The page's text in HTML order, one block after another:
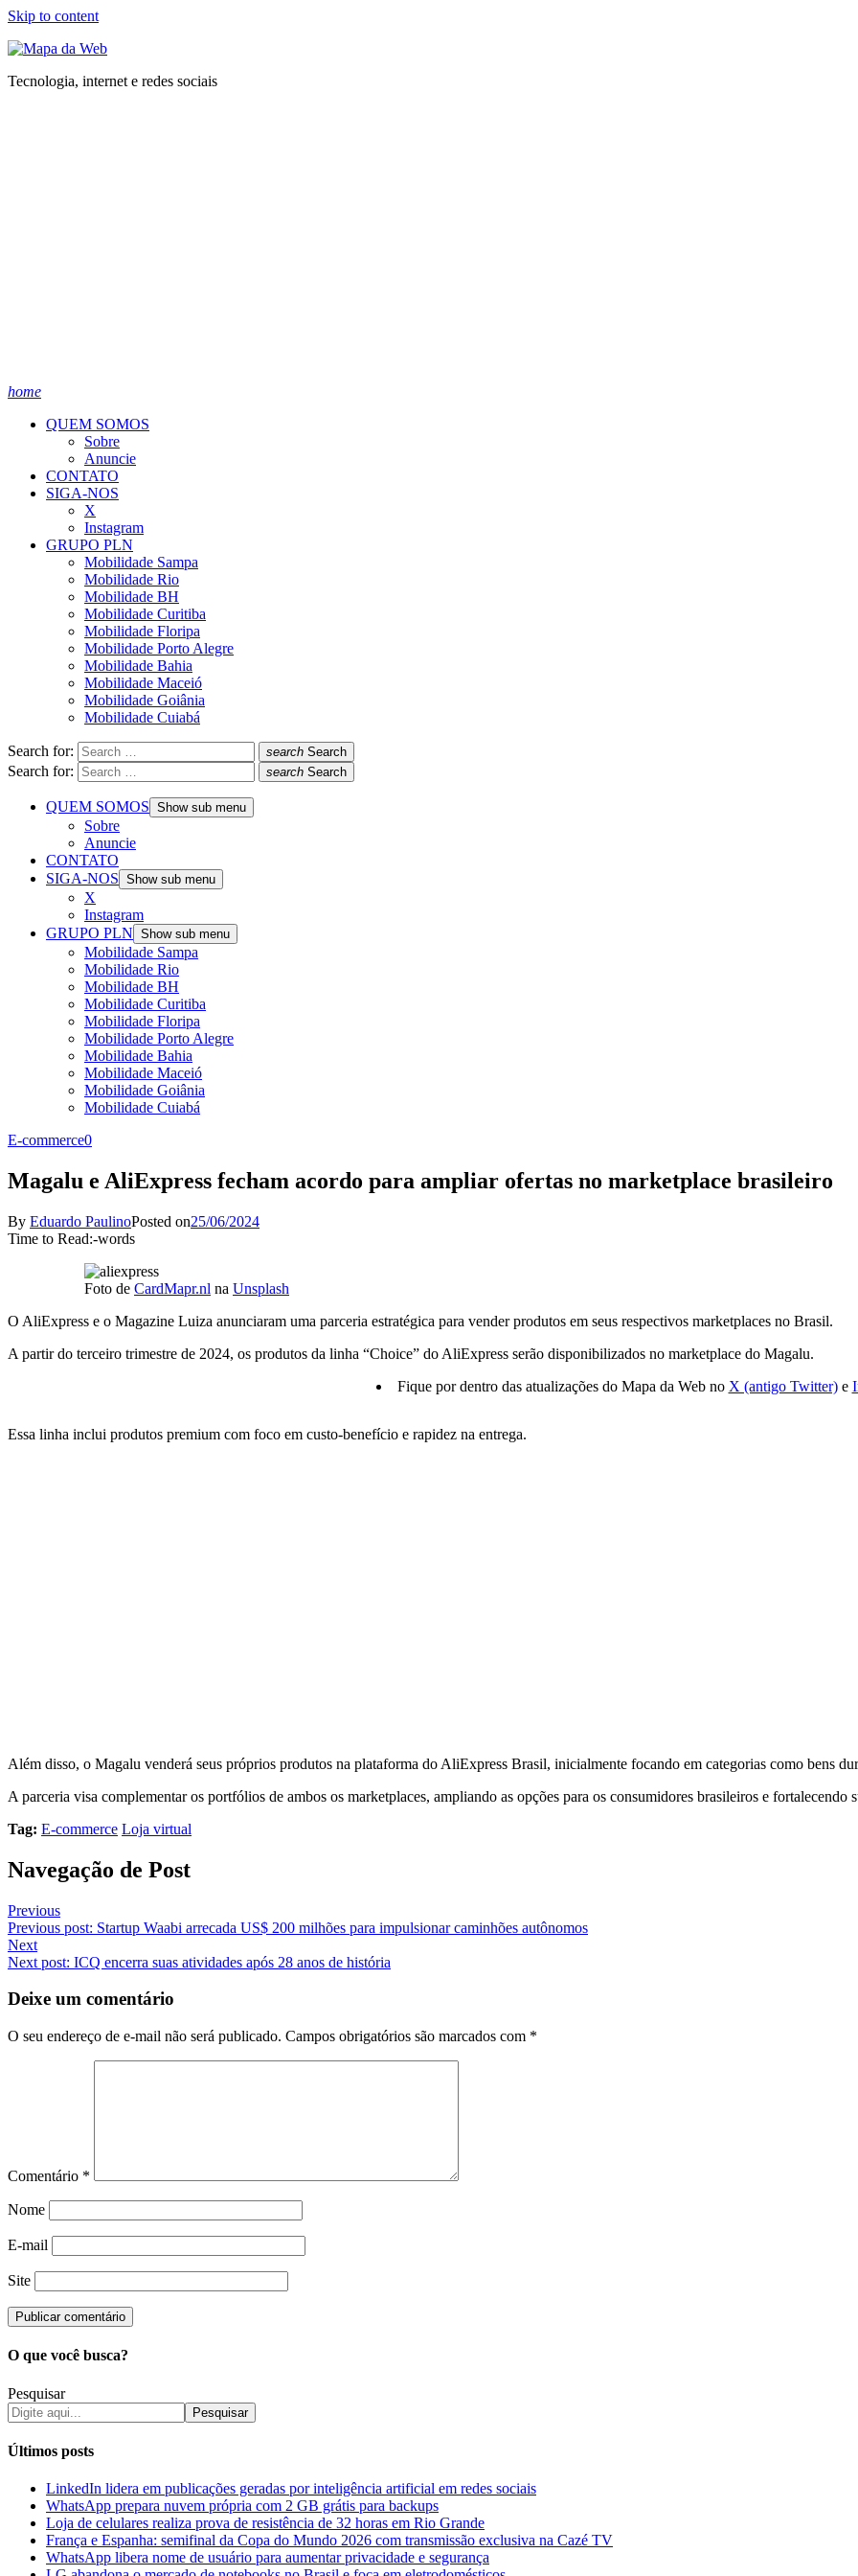
Skip to content
Tecnologia, internet e redes sociais
home
QUEM SOMOS
Sobre
Anuncie
CONTATO
SIGA-NOS
X
Instagram
GRUPO PLN
Mobilidade Sampa
Mobilidade Rio
Mobilidade BH
Mobilidade Curitiba
Mobilidade Floripa
Mobilidade Porto Alegre
Mobilidade Bahia
Mobilidade Maceió
Mobilidade Goiânia
Mobilidade Cuiabá
Search for: search Search
Search for: search Search
QUEM SOMOS Show sub menu
Sobre
Anuncie
CONTATO
SIGA-NOS Show sub menu
X
Instagram
GRUPO PLN Show sub menu
Mobilidade Sampa
Mobilidade Rio
Mobilidade BH
Mobilidade Curitiba
Mobilidade Floripa
Mobilidade Porto Alegre
Mobilidade Bahia
Mobilidade Maceió
Mobilidade Goiânia
Mobilidade Cuiabá
E-commerce0
Magalu e AliExpress fecham acordo para ampliar ofertas no marketplace brasileiro
By Eduardo PaulinoPosted on25/06/2024
Time to Read:-words
Foto de CardMapr.nl na Unsplash
O AliExpress e o Magazine Luiza anunciaram uma parceria estratégica para vender produtos em seus respectivos marketplaces no Brasil.
A partir do terceiro trimestre de 2024, os produtos da linha “Choice” do AliExpress serão disponibilizados no marketplace do Magalu.
Fique por dentro das atualizações do Mapa da Web no X (antigo Twitter)e
Essa linha inclui produtos premium com foco em custo-benefício e rapidez na entrega.
Além disso, o Magalu venderá seus próprios produtos na plataforma do AliExpress Brasil, inicialmente focando em categorias como bens
A parceria visa complementar os portfólios de ambos os marketplaces, ampliando as opções para os consumidores brasileiros e fortalecendo
Tag: E-commerce Loja virtual
Navegação de Post
Previous
Previous post: Startup Waabi arrecada US$ 200 milhões para impulsionar caminhões autônomos
Next
Next post: ICQ encerra suas atividades após 28 anos de história
Deixe um comentário
O seu endereço de e-mail não será publicado. Campos obrigatórios são marcados com *
Comentário *
Nome
E-mail
Site
O que você busca?
Pesquisar
Pesquisar
Últimos posts
LinkedIn lidera em publicações geradas por inteligência artificial em redes sociais
WhatsApp prepara nuvem própria com 2 GB grátis para backups
Loja de celulares realiza prova de resistência de 32 horas em Rio Grande
França e Espanha: semifinal da Copa do Mundo 2026 com transmissão exclusiva na Cazé TV
WhatsApp libera nome de usuário para aumentar privacidade e segurança